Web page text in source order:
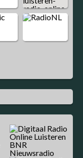
BNR
Nieuwsradio